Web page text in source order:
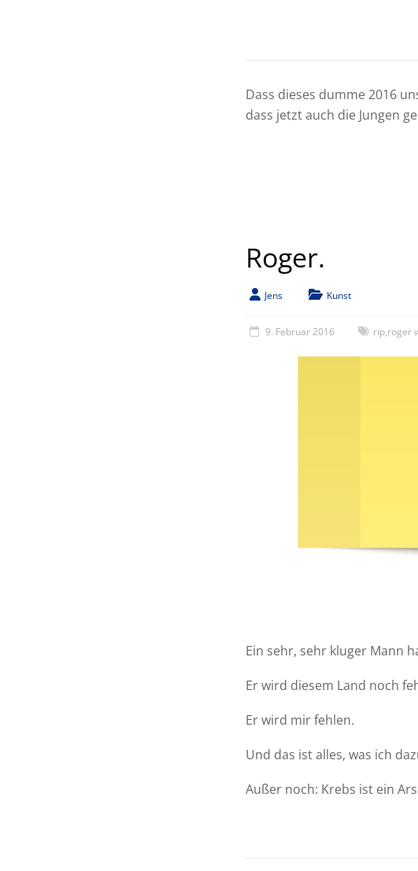
Dass dieses dumme 2016
dass jetzt auch die Jungen
Roger.
Jens Kunst
9. Februar 2016 rip,roger
Ein sehr, sehr kluger Mann
Er wird diesem Land noch
Er wird mir fehlen.
Und das ist alles, was ich
Außer noch: Krebs ist ein